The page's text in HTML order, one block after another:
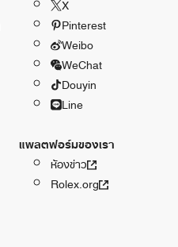
Pinterest
Weibo
WeChat
Douyin
Line
แพลตฟอร์มของเรา
ห้องข่าว
Rolex.org